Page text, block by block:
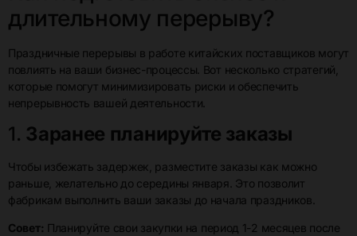
длительному перерыву?
Праздничные перерывы в работе китайских поставщиков могут
повлиять на ваши бизнес-процессы. Вот несколько стратегий,
которые помогут минимизировать риски и обеспечить
непрерывность вашей деятельности.
1. Заранее планируйте заказы
Чтобы избежать задержек, разместите заказы как можно
раньше, желательно до середины января. Это позволит
фабрикам выполнить ваши заказы до начала праздников.
Совет: Планируйте свои закупки на период 1-2 месяцев после